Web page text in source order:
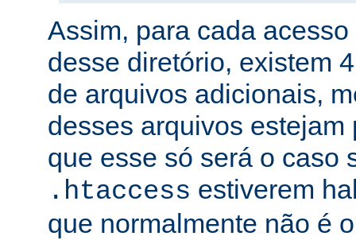
Assim, para cada
desse diretório, existem
de arquivos adicionais,
desses arquivos estejam
que esse só será o caso
.htaccess estiverem
que normalmente não é